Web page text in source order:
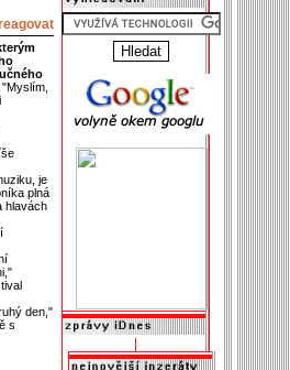
je
plná
hlavách
den,"
s